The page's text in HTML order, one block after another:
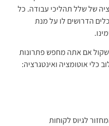
של שלל תהליכי עבודה. כל
הדרושים לו על מנת
אם אתה מחפש פתרונות
כלי אוטומציה ואינטגרציה:
לגיוס לקוחות